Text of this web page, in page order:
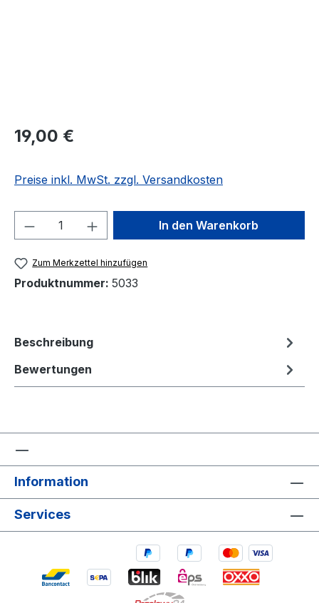
Regulärer Preis:
19,00 €
Preise inkl. MwSt. zzgl. Versandkosten
Produkt Anzahl: Gib denIn den Warenkorb
Zum Merkzettel hinzufügen
Produktnummer: 5033
Beschreibung
Bewertungen
Information
Services